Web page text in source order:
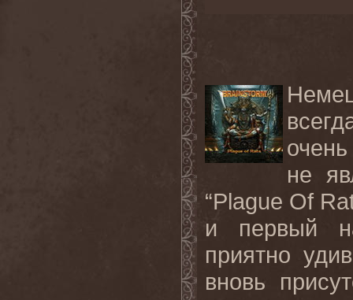
не
“Plague Of
и первый
приятно
вновь